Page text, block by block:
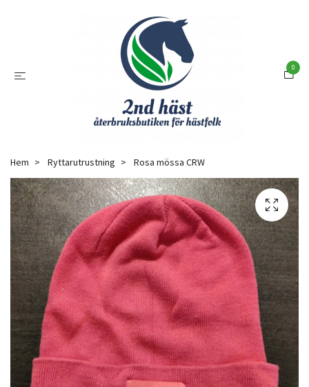
0
Hem Ryttarutrustning Rosa mössa CRW